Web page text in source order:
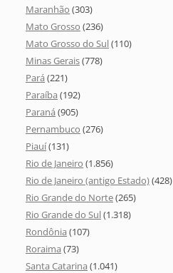
Maranhão (303)
Mato Grosso (236)
Mato Grosso do Sul(110)
Minas Gerais(778)
Pará (221)
Paraíba (192)
Paraná (905)
Pernambuco (276)
Piauí(131)
Rio de Janeiro (1.856)
Rio de Janeiro (antigo Estado)(428)
Rio Grande do Norte(265)
Rio Grande do Sul(1.318)
Rondônia (107)
Roraima (73)
Santa Catarina (1.041)